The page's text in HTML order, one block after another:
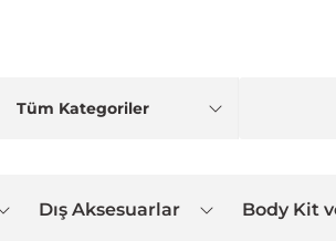
Dış Aksesuarlar Body Kit